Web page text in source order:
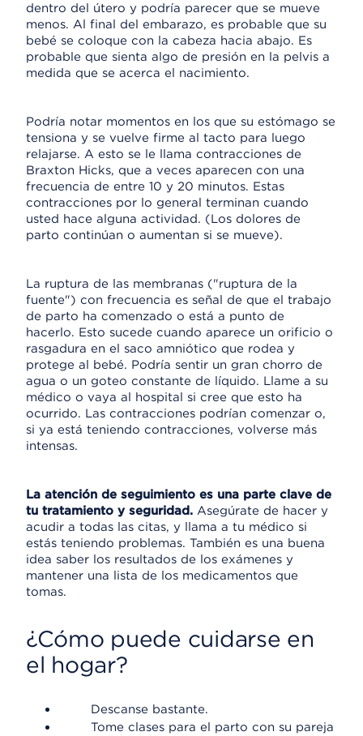
dentro del útero y podría parecer que se mueve
menos. Al final del embarazo, es probable que su
bebé se coloque con la cabeza hacia abajo. Es
probable que sienta algo de presión en la pelvis a
medida que se acerca el nacimiento.
Podría notar momentos en los que su estómago se
tensiona y se vuelve firme al tacto para luego
relajarse. A esto se le llama contracciones de
Braxton Hicks, que a veces aparecen con una
frecuencia de entre 10 y 20 minutos. Estas
contracciones por lo general terminan cuando
usted hace alguna actividad. (Los dolores de
parto continúan o aumentan si se mueve).
La ruptura de las membranas ("ruptura de la
fuente") con frecuencia es señal de que el trabajo
de parto ha comenzado o está a punto de
hacerlo. Esto sucede cuando aparece un orificio o
rasgadura en el saco amniótico que rodea y
protege al bebé. Podría sentir un gran chorro de
agua o un goteo constante de líquido. Llame a su
médico o vaya al hospital si cree que esto ha
ocurrido. Las contracciones podrían comenzar o,
si ya está teniendo contracciones, volverse más
intensas.
La atención de seguimiento es una parte clave de
tu tratamiento y seguridad. Asegúrate de hacer y
acudir a todas las citas, y llama a tu médico si
estás teniendo problemas. También es una buena
idea saber los resultados de los exámenes y
mantener una lista de los medicamentos que
tomas.
¿Cómo puede cuidarse en
el hogar?
Descanse bastante.
Tome clases para el parto con su pareja